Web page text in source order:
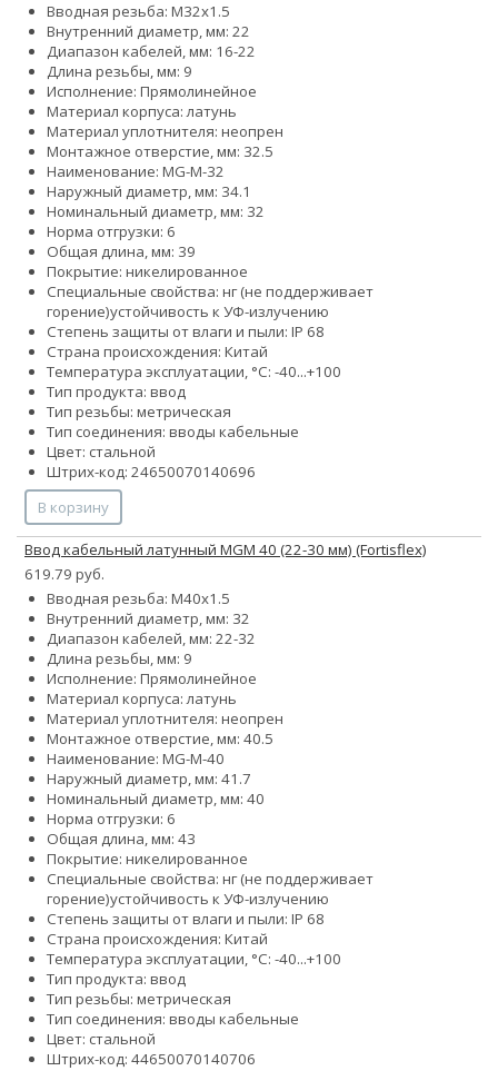
Вводная резьба: M32x1.5
Внутренний диаметр, мм: 22
Диапазон кабелей, мм: 16-22
Длина резьбы, мм: 9
Исполнение: Прямолинейное
Материал корпуса: латунь
Материал уплотнителя: неопрен
Монтажное отверстие, мм: 32.5
Наименование: MG-M-32
Наружный диаметр, мм: 34.1
Номинальный диаметр, мм: 32
Норма отгрузки: 6
Общая длина, мм: 39
Покрытие: никелированное
Специальные свойства: нг (не поддерживает
горение)устойчивость к УФ-излучению
Степень защиты от влаги и пыли: IP 68
Страна происхождения: Китай
Температура эксплуатации, °С: -40...+100
Тип продукта: ввод
Тип резьбы: метрическая
Тип соединения: вводы кабельные
Цвет: стальной
Штрих-код: 24650070140696
В корзину
Ввод кабельный латунный MGM 40 (22-30 мм) (Fortisflex)
619.79 руб.
Вводная резьба: M40x1.5
Внутренний диаметр, мм: 32
Диапазон кабелей, мм: 22-32
Длина резьбы, мм: 9
Исполнение: Прямолинейное
Материал корпуса: латунь
Материал уплотнителя: неопрен
Монтажное отверстие, мм: 40.5
Наименование: MG-M-40
Наружный диаметр, мм: 41.7
Номинальный диаметр, мм: 40
Норма отгрузки: 6
Общая длина, мм: 43
Покрытие: никелированное
Специальные свойства: нг (не поддерживает
горение)устойчивость к УФ-излучению
Степень защиты от влаги и пыли: IP 68
Страна происхождения: Китай
Температура эксплуатации, °С: -40...+100
Тип продукта: ввод
Тип резьбы: метрическая
Тип соединения: вводы кабельные
Цвет: стальной
Штрих-код: 44650070140706